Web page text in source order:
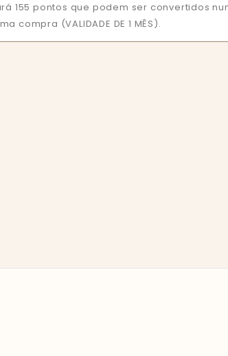
155 pontos que podem ser convertidos
compra (VALIDADE DE 1 MÊS).